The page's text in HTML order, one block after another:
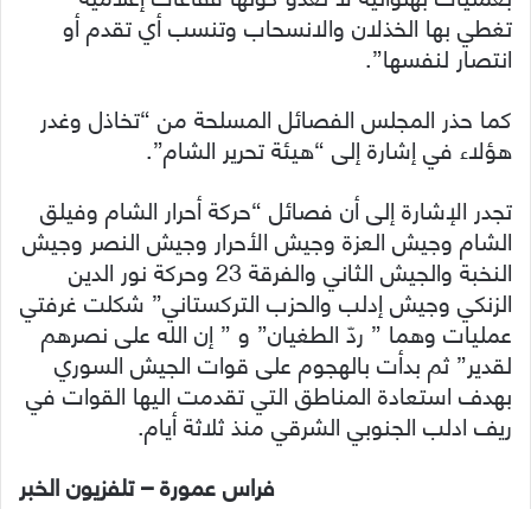
تغطي بها الخذلان والانسحاب وتنسب أي تقدم أو
انتصار لنفسها”.
كما حذر المجلس الفصائل المسلحة من “تخاذل وغدر
هؤلاء في إشارة إلى “هيئة تحرير الشام”.
تجدر الإشارة إلى أن فصائل “حركة أحرار الشام وفيلق
الشام وجيش العزة وجيش الأحرار وجيش النصر وجيش
النخبة والجيش الثاني والفرقة 23 وحركة نور الدين
الزنكي وجيش إدلب والحزب التركستاني” شكلت غرفتي
عمليات وهما ” ردّ الطغيان” و ” إن الله على نصرهم
لقدير” ثم بدأت بالهجوم على قوات الجيش السوري
بهدف استعادة المناطق التي تقدمت اليها القوات في
ريف ادلب الجنوبي الشرقي منذ ثلاثة أيام.
فراس عمورة – تلفزيون الخبر